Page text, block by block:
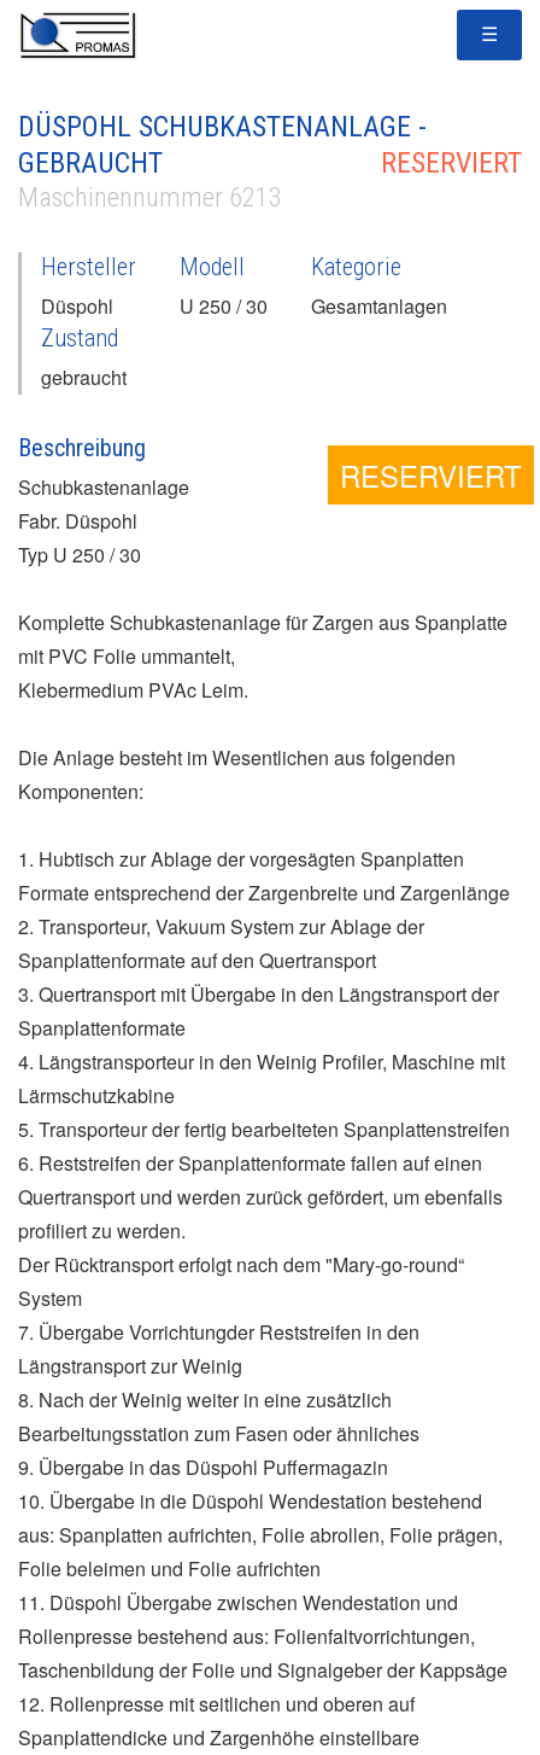
☰
DÜSPOHL SCHUBKASTENANLAGE -
GEBRAUCHT
RESERVIERT
Maschinennummer 6213
Hersteller
Düspohl
Modell
U 250 / 30
Kategorie
Gesamtanlagen
Zustand
gebraucht
RESERVIERT
Beschreibung
Schubkastenanlage
Fabr. Düspohl
Typ U 250 / 30
Komplette Schubkastenanlage für Zargen aus Spanplatte
mit PVC Folie ummantelt,
Klebermedium PVAc Leim.
Die Anlage besteht im Wesentlichen aus folgenden
Komponenten:
1. Hubtisch zur Ablage der vorgesägten Spanplatten
Formate entsprechend der Zargenbreite und Zargenlänge
2. Transporteur, Vakuum System zur Ablage der
Spanplattenformate auf den Quertransport
3. Quertransport mit Übergabe in den Längstransport der
Spanplattenformate
4. Längstransporteur in den Weinig Profiler, Maschine mit
Lärmschutzkabine
5. Transporteur der fertig bearbeiteten Spanplattenstreifen
6. Reststreifen der Spanplattenformate fallen auf einen
Quertransport und werden zurück gefördert, um ebenfalls
profiliert zu werden.
Der Rücktransport erfolgt nach dem "Mary-go-round“
System
7. Übergabe Vorrichtungder Reststreifen in den
Längstransport zur Weinig
8. Nach der Weinig weiter in eine zusätzlich
Bearbeitungsstation zum Fasen oder ähnliches
9. Übergabe in das Düspohl Puffermagazin
10. Übergabe in die Düspohl Wendestation bestehend
aus: Spanplatten aufrichten, Folie abrollen, Folie prägen,
Folie beleimen und Folie aufrichten
11. Düspohl Übergabe zwischen Wendestation und
Rollenpresse bestehend aus: Folienfaltvorrichtungen,
Taschenbildung der Folie und Signalgeber der Kappsäge
12. Rollenpresse mit seitlichen und oberen auf
Spanplattendicke und Zargenhöhe einstellbare